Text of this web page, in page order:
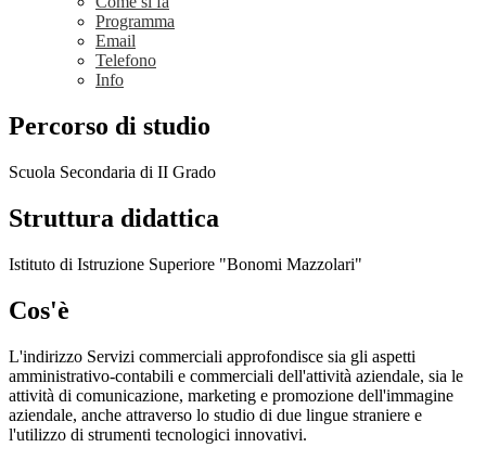
Programma
Email
Telefono
Info
Percorso di studio
Scuola Secondaria di II Grado
Struttura didattica
Istituto di Istruzione Superiore "Bonomi Mazzolari"
Cos'è
L'indirizzo Servizi commerciali approfondisce sia gli aspetti
amministrativo-contabili e commerciali dell'attività aziendale, sia le
attività di comunicazione, marketing e promozione dell'immagine
aziendale, anche attraverso lo studio di due lingue straniere e
l'utilizzo di strumenti tecnologici innovativi.